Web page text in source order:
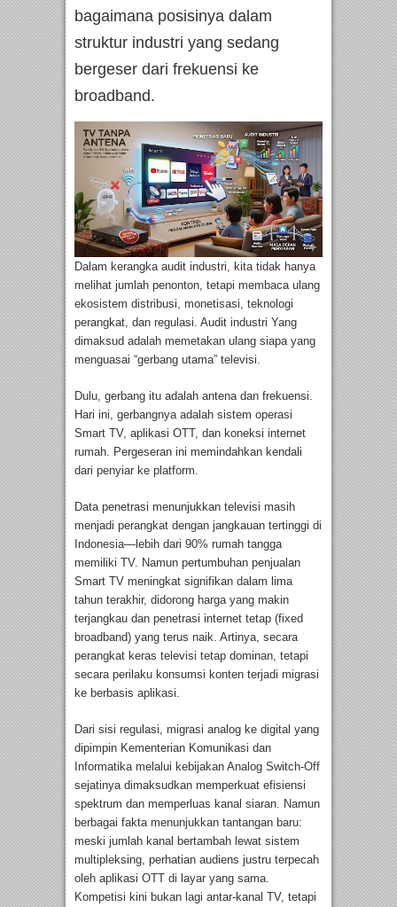
bagaimana posisinya dalam
struktur industri yang sedang
bergeser dari frekuensi ke
broadband.
Dalam kerangka audit industri, kita tidak hanya
melihat jumlah penonton, tetapi membaca ulang
ekosistem distribusi, monetisasi, teknologi
perangkat, dan regulasi. Audit industri Yang
dimaksud adalah memetakan ulang siapa yang
menguasai “gerbang utama” televisi.
Dulu, gerbang itu adalah antena dan frekuensi.
Hari ini, gerbangnya adalah sistem operasi
Smart TV, aplikasi OTT, dan koneksi internet
rumah. Pergeseran ini memindahkan kendali
dari penyiar ke platform.
Data penetrasi menunjukkan televisi masih
menjadi perangkat dengan jangkauan tertinggi di
Indonesia—lebih dari 90% rumah tangga
memiliki TV. Namun pertumbuhan penjualan
Smart TV meningkat signifikan dalam lima
tahun terakhir, didorong harga yang makin
terjangkau dan penetrasi internet tetap (fixed
broadband) yang terus naik. Artinya, secara
perangkat keras televisi tetap dominan, tetapi
secara perilaku konsumsi konten terjadi migrasi
ke berbasis aplikasi.
Dari sisi regulasi, migrasi analog ke digital yang
dipimpin Kementerian Komunikasi dan
Informatika melalui kebijakan Analog Switch-Off
sejatinya dimaksudkan memperkuat efisiensi
spektrum dan memperluas kanal siaran. Namun
berbagai fakta menunjukkan tantangan baru:
meski jumlah kanal bertambah lewat sistem
multipleksing, perhatian audiens justru terpecah
oleh aplikasi OTT di layar yang sama.
Kompetisi kini bukan lagi antar-kanal TV, tetapi